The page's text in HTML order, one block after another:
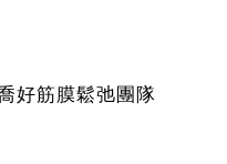
好筋膜鬆弛團隊